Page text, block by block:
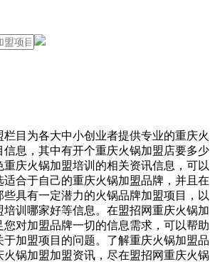
栏目为各大中小创业者提供专业的重庆火
信息，其中有开个重庆火锅加盟店要多少
庆火锅加盟培训的相关资讯信息，可以
合于自己的重庆火锅加盟品牌，并且在
具有一定潜力的火锅品牌加盟项目，以
培训哪家好等信息。在盟招网重庆火锅加
您对加盟品牌一切的信息需求，可以帮助
加盟项目的问题。了解重庆火锅加盟品
火锅加盟加盟资讯，尽在盟招网重庆火锅